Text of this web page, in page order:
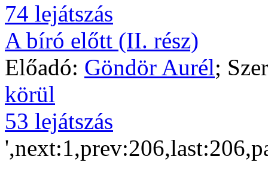
74 lejátszás
A bíró előtt (II. rész)
Előadó: Göndör Aurél;
körül
53 lejátszás